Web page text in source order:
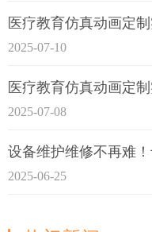
2025-07-10
2025-07-08
2025-06-25